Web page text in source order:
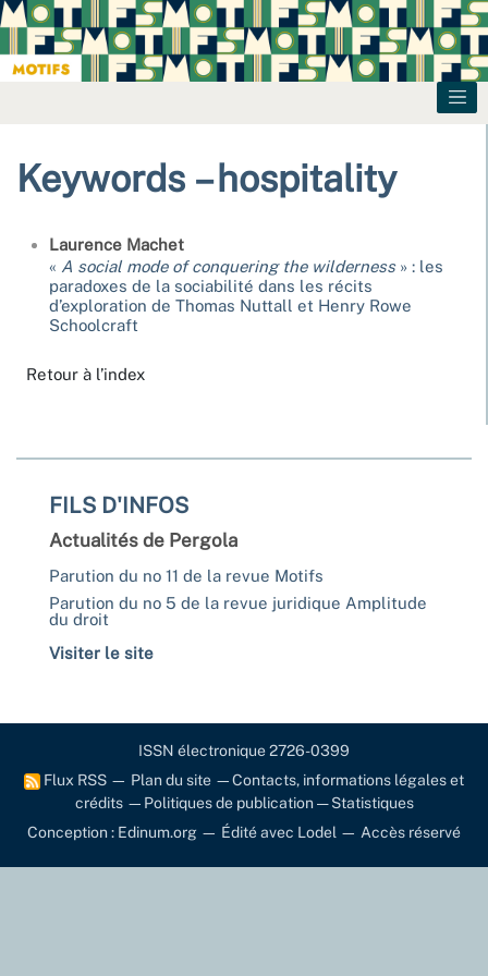
Keywords – hospitality
Laurence Machet
« A social mode of conquering the wilderness» : les
paradoxes de la sociabilité dans les récits
d’exploration de Thomas Nuttall et Henry Rowe
Schoolcraft
Retour à l’index
FILS D'INFOS
Actualités de Pergola
Parution du no 11 de la revue Motifs
Parution du no 5 de la revue juridique Amplitude
du droit
Visiter le site
ISSN électronique 2726-0399
Flux RSS — Plan du site —Contacts, informations légales et
crédits— Politiques de publication—Statistiques
Conception : Edinum.org — Édité avec Lodel — Accès réservé